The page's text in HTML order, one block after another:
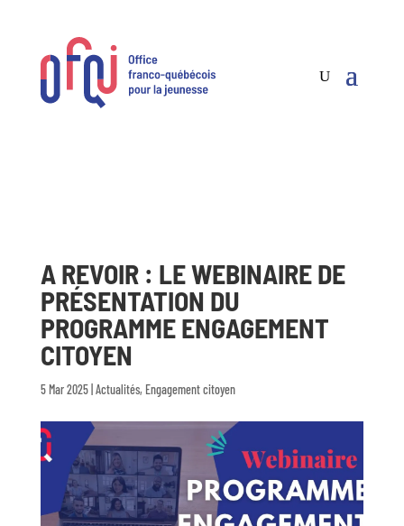
A REVOIR : LE WEBINAIRE DE
PRÉSENTATION DU
PROGRAMME ENGAGEMENT
CITOYEN
5 Mar 2025| Actualités, Engagement citoyen